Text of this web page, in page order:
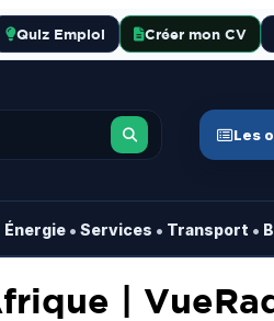
Quiz Emploi Créer mon CV
Les
Énergie • Services • Transport •
|